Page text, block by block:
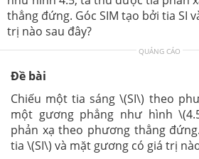
thẳng đứng. Góc SIM tạo bởi tia SI
trị nào sau đây?
QUẢNG CÁO
Đề bài
Chiếu một tia sáng \(SI\) theo
một gương phẳng như hình
phản xạ theo phương thẳng
tia \(SI\) và mặt gương có giá trị